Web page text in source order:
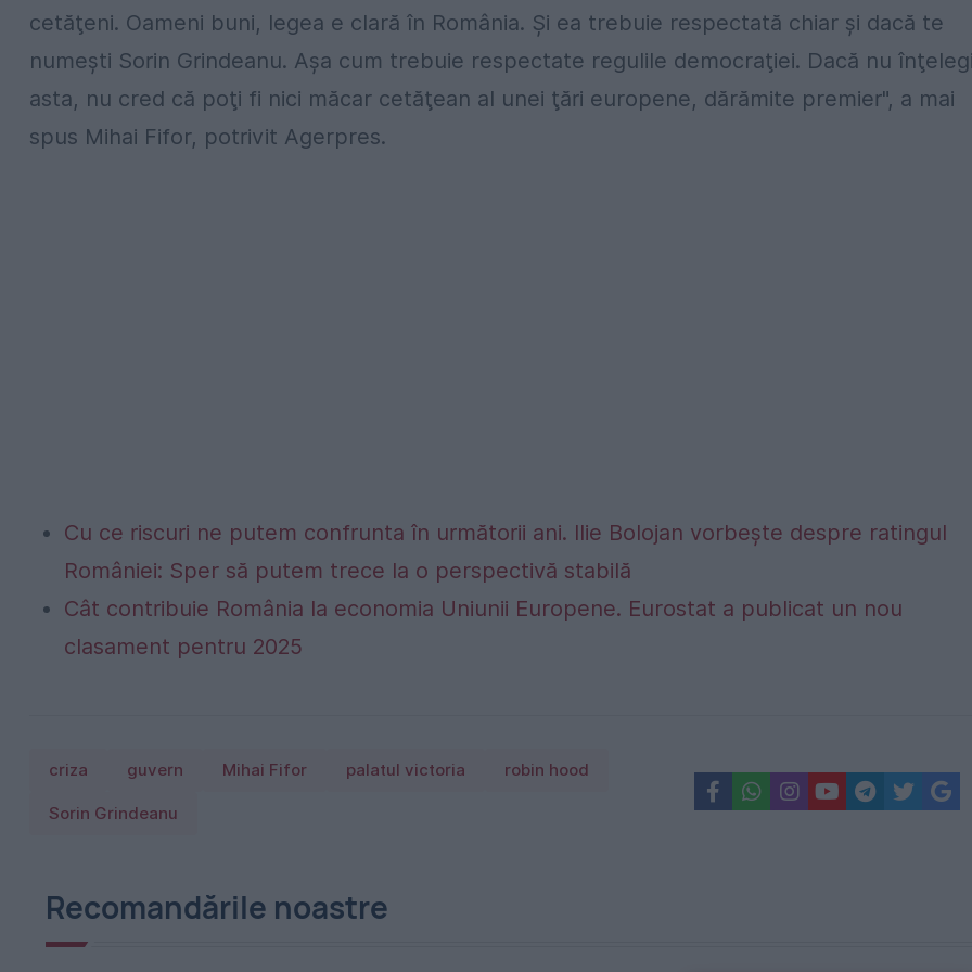
cetăţeni. Oameni buni, legea e clară în România. Şi ea trebuie respectată chiar şi dacă te
numeşti Sorin Grindeanu. Aşa cum trebuie respectate regulile democraţiei. Dacă nu
asta, nu cred că poţi fi nici măcar cetăţean al unei ţări europene, dărămite premier", a mai
spus Mihai Fifor, potrivit Agerpres.
Cu ce riscuri ne putem confrunta în următorii ani. Ilie Bolojan vorbește despre ratingul
României: Sper să putem trece la o perspectivă stabilă
Cât contribuie România la economia Uniunii Europene. Eurostat a publicat un nou
clasament pentru 2025
criza guvern Mihai Fifor palatul victoria robin hood
Sorin Grindeanu
Recomandările noastre